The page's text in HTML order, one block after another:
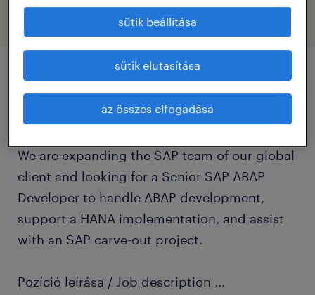
pozíció részletei
We are expanding the SAP team of our global
client and looking for a Senior SAP ABAP
Developer to handle ABAP development,
support a HANA implementation, and assist
with an SAP carve-out project.
Pozíció leírása / Job description ...
sütik beállítása
sütik elutasítása
az összes elfogadása